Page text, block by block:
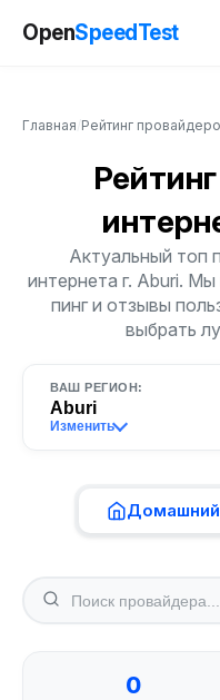
OpenSpeedTest
Главная Рейтинг
Актуальный топ
интернета г. Aburi.
пинг и отзывы
выбрать
ВАШ РЕГИОН:
Aburi
Изменить
Домашний
0